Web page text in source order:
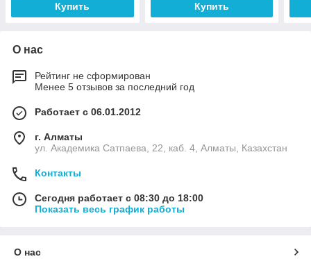
Купить Купить
О нас
Рейтинг не сформирован
Менее 5 отзывов за последний год
Работает с 06.01.2012
г. Алматы
ул. Академика Сатпаева, 22, каб. 4, Алматы, Казахстан
Контакты
Сегодня работает с 08:30 до 18:00
Показать весь график работы
О нас